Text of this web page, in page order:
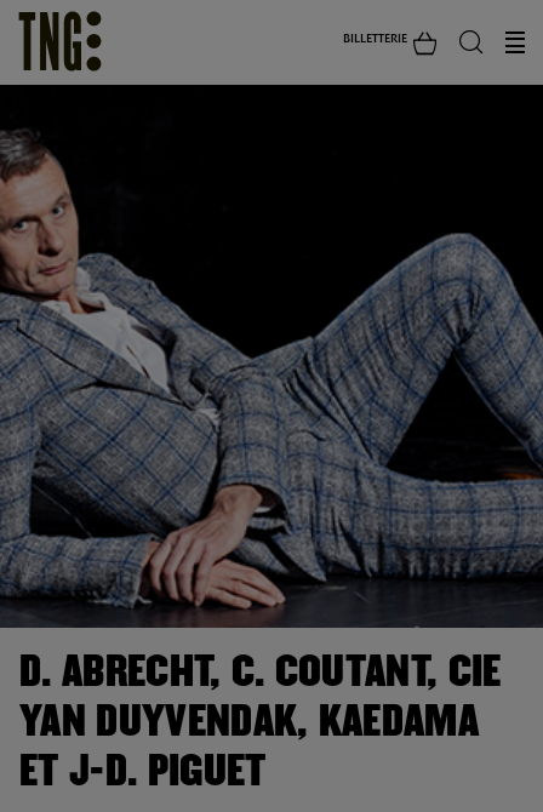
BILLETTERIE
D. ABRECHT, C. COUTANT, CIE
YAN DUYVENDAK, KAEDAMA
ET J-D. PIGUET